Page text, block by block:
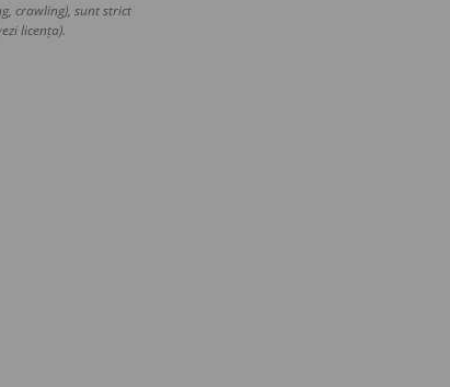
crawling), sunt strict
licența).